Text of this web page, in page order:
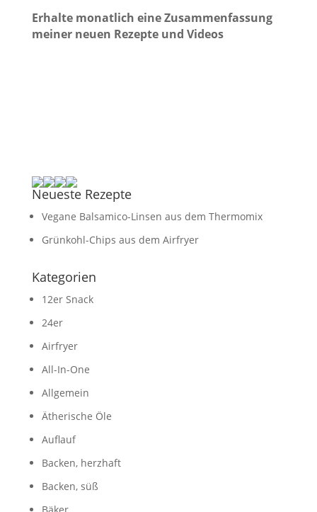
Erhalte monatlich eine Zusammenfassung
meiner neuen Rezepte und Videos
Neueste Rezepte
Vegane Balsamico-Linsen aus dem Thermomix
Grünkohl-Chips aus dem Airfryer
Kategorien
12er Snack
24er
Airfryer
All-In-One
Allgemein
Ätherische Öle
Auflauf
Backen, herzhaft
Backen, süß